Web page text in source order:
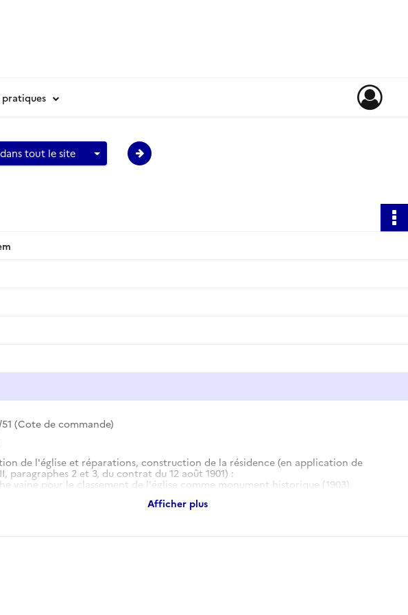
dans tout le site
(Cote de commande)
de l'église et réparations, construction de la résidence (en application de
paragraphes 2 et 3, du contrat du 12 août 1901) :
vaine pour le classement de l'église comme monument historique (1903)
construction de la résidence (1904)Afficher plus